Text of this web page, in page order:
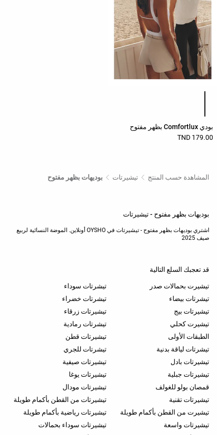
حسب
الجودة
تنزيلات
مشاهدة
الكل
بدءًا
40%
لغينغ
حمالات
جمبسوتات
شورتات
توبات
تيشيرتات
| صديري
سويتشرتات
مرقط
حزمة
سراويل
داخلية
جوارب
بودي Comfortlux بظهر مفتوح
179.00 TND
المشاهدة حسب المنتج تيشيرتات بوديهات بظهر مفتوح
بوديهات بظهر مفتوح - تيشيرتات
اشتري بوديهات بظهر مفتوح - تيشيرتات في OYSHO أونلاين. الموضة النسائية لربيع
صيف 2025
قد تعجبك السلع التالية
تيشيرت بحمالات صدر
تيشرتات سوداء
تيشرتات بيضاء
تيشرتات خضراء
تيشيرتات بيج
تيشيرتات زرقاء
تيشيرت كحلي
تيشرتات رمادية
الطبقات الأولى
تيشيرتات قطن
تيشرتات لياقة بدنية
تيشرتات للجري
تيشيرتات بادل
تيشيرتات صيفية
تيشيرتات جبلية
تيشيرتات يوغا
قمصان بولو للغولف
تيشيرتات مودال
تيشيرتات تقنية
تيشيرتات من القطن بأكمام طويلة
تيشيرت من القطن بأكمام طويلة
تيشيرتات رياضية بأكمام طويلة
تيشيرتات واسعة
تيشيرتات سوداء بحمالات